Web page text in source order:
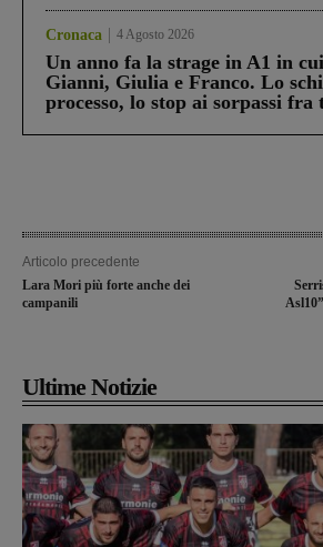
Cronaca 4 Agosto 2026
Un anno fa la strage in A1 in
Gianni, Giulia e Franco. Lo
processo, lo stop ai sorpassi fra
Articolo precedente
Lara Mori più forte anche dei
campanili
Ultime Notizie